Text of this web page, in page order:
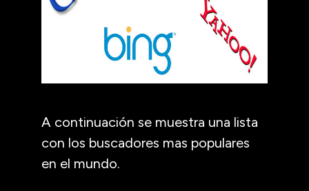
A continuación se muestra una lista
con los buscadores mas populares
en el mundo.